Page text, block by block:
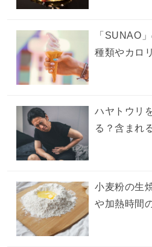
「SUNAO
種類やカロ
ハヤトウリ
る？含まれ
小麦粉の生
や加熱時間